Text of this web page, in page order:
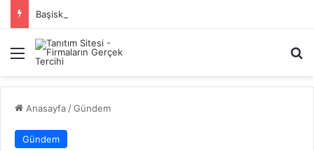
Başiskele Acil Çilingir Hizmeti İçin Doğru Adres Neresi?
Menü
Anasayfa /Gündem
Gündem